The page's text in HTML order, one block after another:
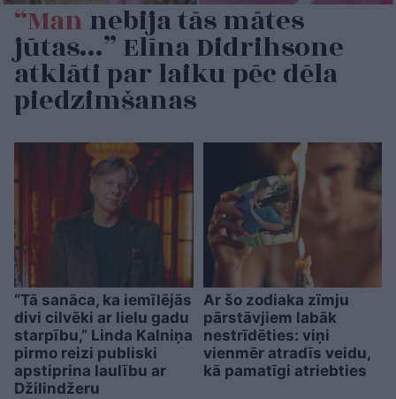
“Mannebija tās mātes
jūtas…” Elīna Didrihsone
atklāti par laiku pēc dēla
piedzimšanas
“Tā sanāca, ka iemīlējās
divi cilvēki ar lielu gadu
starpību,” Linda Kalniņa
pirmo reizi publiski
apstiprina laulību ar
Džilindžeru
Ar šo zodiaka zīmju
pārstāvjiem labāk
nestrīdēties: viņi
vienmēr atradīs veidu,
kā pamatīgi atriebties